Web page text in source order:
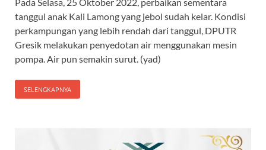
tanggul anak Kali Lamong yang jebol sudah kelar. Kondisi
perkampungan yang lebih rendah dari tanggul, DPUTR
Gresik melakukan penyedotan air menggunakan mesin
pompa. Air pun semakin surut. (yad)
SELENGKAPNYA